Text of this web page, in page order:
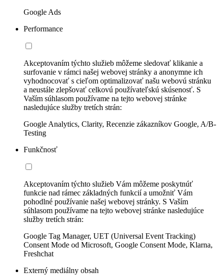
Google Ads
Performance
Akceptovaním týchto služieb môžeme sledovať klikanie a
surfovanie v rámci našej webovej stránky a anonymne ich
vyhodnocovať s cieľom optimalizovať našu webovú stránku
a neustále zlepšovať celkovú používateľskú skúsenosť. S
Vaším súhlasom používame na tejto webovej stránke
nasledujúce služby tretích strán:
Google Analytics, Clarity, Recenzie zákazníkov Google, A/B-
Testing
Funkčnosť
Akceptovaním týchto služieb Vám môžeme poskytnúť
funkcie nad rámec základných funkcií a umožniť Vám
pohodlné používanie našej webovej stránky. S Vaším
súhlasom používame na tejto webovej stránke nasledujúce
služby tretích strán:
Google Tag Manager, UET (Universal Event Tracking)
Consent Mode od Microsoft, Google Consent Mode, Klarna,
Freshchat
Externý mediálny obsah